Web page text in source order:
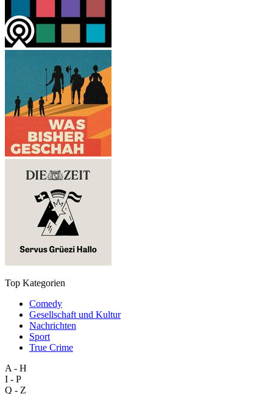
Top Kategorien
Comedy
Gesellschaft und Kultur
Nachrichten
Sport
True Crime
A - H
I - P
Q - Z